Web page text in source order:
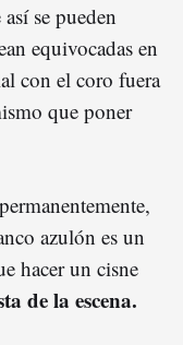
se pueden
equivocadas en
con el coro fuera
que poner
azulón es un
hacer un cisne
de la escena.